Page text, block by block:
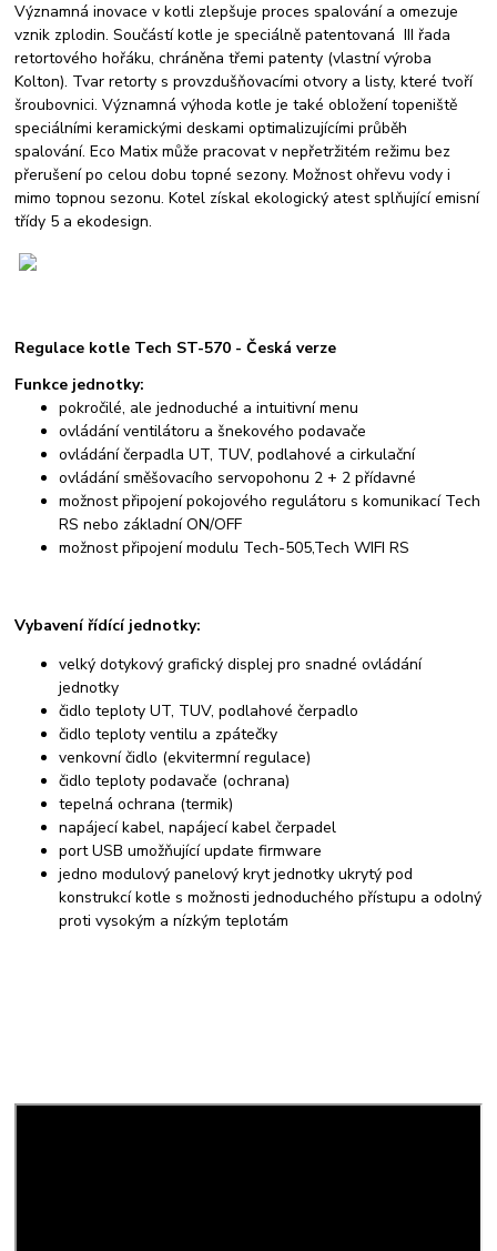
Významná inovace v kotli zlepšuje proces spalování a omezuje
vznik zplodin. Součástí kotle je speciálně patentovaná III řada
retortového hořáku, chráněna třemi patenty (vlastní výroba
Kolton). Tvar retorty s provzdušňovacími otvory a listy, které tvoří
šroubovnici. Významná výhoda kotle je také obložení topeniště
speciálními keramickými deskami optimalizujícími průběh
spalování. Eco Matix může pracovat v nepřetržitém režimu bez
přerušení po celou dobu topné sezony. Možnost ohřevu vody i
mimo topnou sezonu. Kotel získal ekologický atest splňující emisní
třídy 5 a ekodesign.
Regulace kotle Tech ST-570 - Česká verze
Funkce jednotky:
pokročilé, ale jednoduché a intuitivní menu
ovládání ventilátoru a šnekového podavače
ovládání čerpadla UT, TUV, podlahové a cirkulační
ovládání směšovacího servopohonu 2 + 2 přídavné
možnost připojení pokojového regulátoru s komunikací Tech
RS nebo základní ON/OFF
možnost připojení modulu Tech-505,Tech WIFI RS
Vybavení řídící jednotky:
velký dotykový grafický displej pro snadné ovládání
jednotky
čidlo teploty UT, TUV, podlahové čerpadlo
čidlo teploty ventilu a zpátečky
venkovní čidlo (ekvitermní regulace)
čidlo teploty podavače (ochrana)
tepelná ochrana (termik)
napájecí kabel, napájecí kabel čerpadel
port USB umožňující update firmware
jedno modulový panelový kryt jednotky ukrytý pod
konstrukcí kotle s možnosti jednoduchého přístupu a odolný
proti vysokým a nízkým teplotám